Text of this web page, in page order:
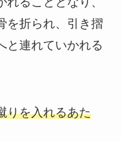
を折られ、引き摺
と連れていかれる
りを入れるあた